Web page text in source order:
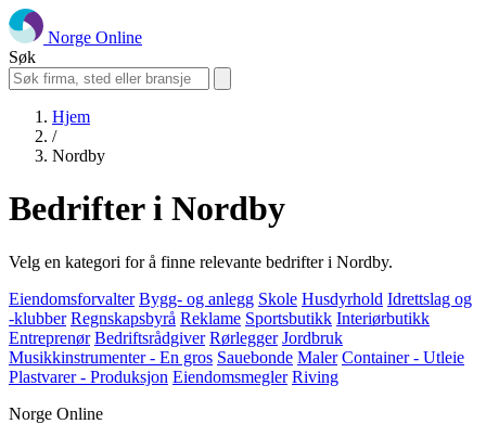
Norge Online
Søk
Hjem
/
Nordby
Bedrifter i Nordby
Velg en kategori for å finne relevante bedrifter i Nordby.
Eiendomsforvalter Bygg- og anlegg Skole Husdyrhold Idrettslag og
-klubber Regnskapsbyrå Reklame Sportsbutikk Interiørbutikk
Entreprenør Bedriftsrådgiver Rørlegger Jordbruk
Musikkinstrumenter - En gros Sauebonde Maler Container - Utleie
Plastvarer - Produksjon Eiendomsmegler Riving
Norge Online